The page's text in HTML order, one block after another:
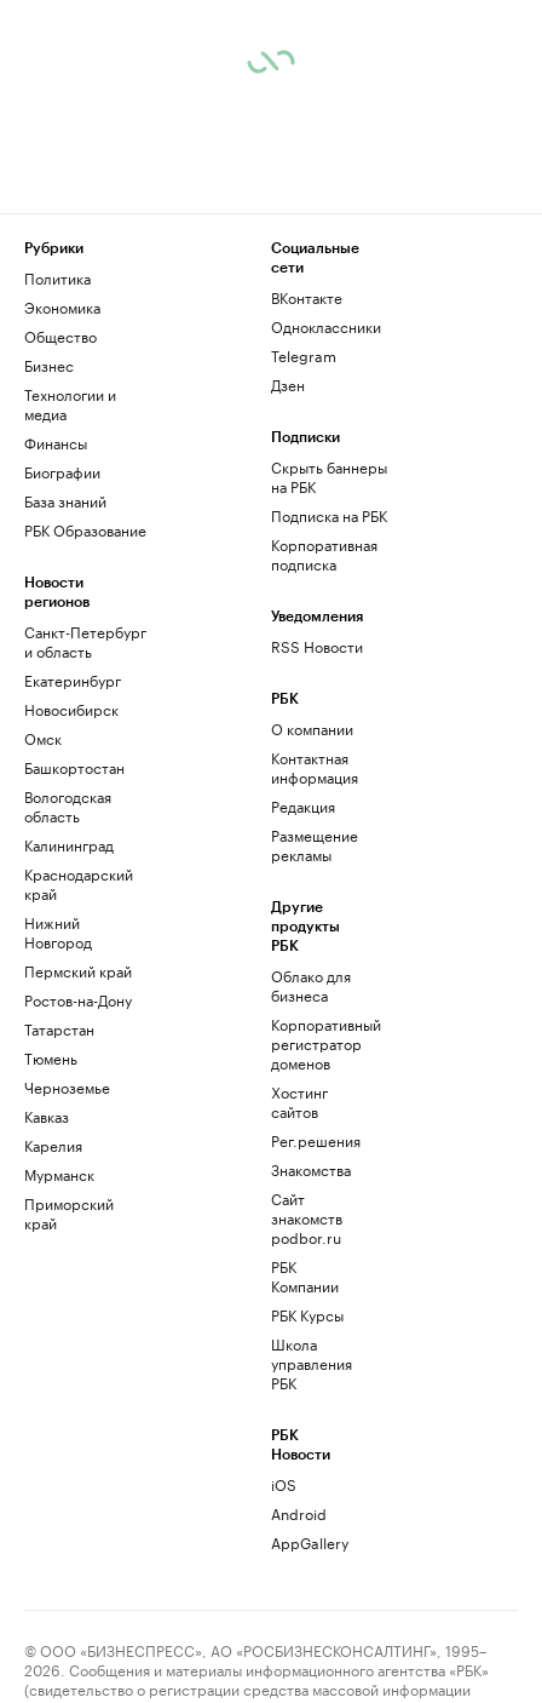
Рубрики
Политика
Экономика
Общество
Бизнес
Технологии и
медиа
Финансы
Биографии
База знаний
РБК Образование
Новости
регионов
Санкт-Петербург
и область
Екатеринбург
Новосибирск
Омск
Башкортостан
Вологодская
область
Калининград
Краснодарский
край
Нижний
Новгород
Пермский край
Ростов-на-Дону
Татарстан
Тюмень
Черноземье
Кавказ
Карелия
Мурманск
Приморский
край
Социальные
сети
ВКонтакте
Одноклассники
Telegram
Дзен
Подписки
Скрыть баннеры
на РБК
Подписка на РБК
Корпоративная
подписка
Уведомления
RSS Новости
РБК
О компании
Контактная
информация
Редакция
Размещение
рекламы
Другие
продукты
РБК
Облако для
бизнеса
Корпоративный
регистратор
доменов
Хостинг
сайтов
Рег.решения
Знакомства
Сайт
знакомств
podbor.ru
РБК
Компании
РБК Курсы
Школа
управления
РБК
РБК
Новости
iOS
Android
AppGallery
© ООО «БИЗНЕСПРЕСС», АО «РОСБИЗНЕСКОНСАЛТИНГ», 1995–
2026. Сообщения и материалы информационного агентства «РБК»
(свидетельство о регистрации средства массовой информации